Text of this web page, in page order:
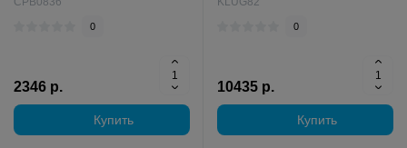
0
2346 р.
Купить
0
10435 р.
Купить